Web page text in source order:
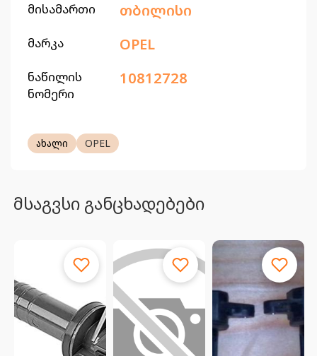
მისამართი თბილისი
მარკა OPEL
ნაწილის
ნომერი
10812728
ახალი OPEL
მსაგვსი განცხადებები